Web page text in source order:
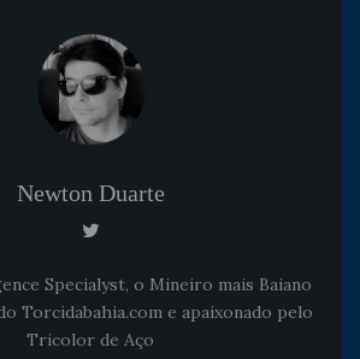
Newton Duarte
Specialyst, o Mineiro mais Baiano
Torcidabahia.com e apaixonado pelo
Tricolor de Aço